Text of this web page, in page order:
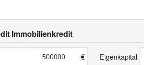
Immobilienkredit
€ Eigenkapital